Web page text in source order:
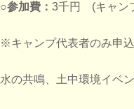
○参加費：3千円 (キャン
※キャンプ代表者のみ申
水の共鳴、土中環境イベ